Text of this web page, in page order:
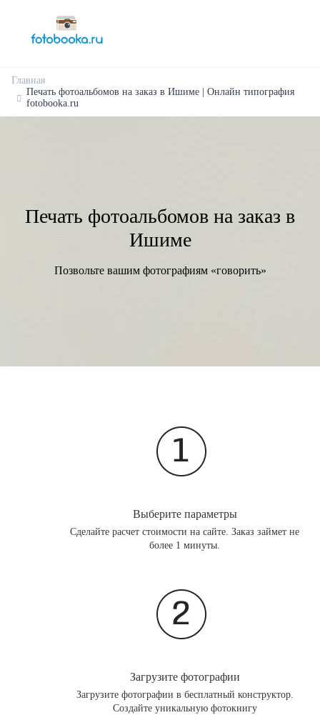
Главная
Печать фотоальбомов на заказ в Ишиме | Онлайн типография
fotobooka.ru
Печать фотоальбомов на заказ в
Ишиме
Позвольте вашим фотографиям «говорить»
Выберите параметры
Сделайте расчет стоимости на сайте. Заказ займет не
более 1 минуты.
Загрузите фотографии
Загрузите фотографии в бесплатный конструктор.
Создайте уникальную фотокнигу